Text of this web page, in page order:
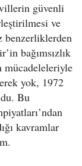
güvenli
ve
benzerliklerden
bağımsızlık
yok, 1972
Bu
kavramlar